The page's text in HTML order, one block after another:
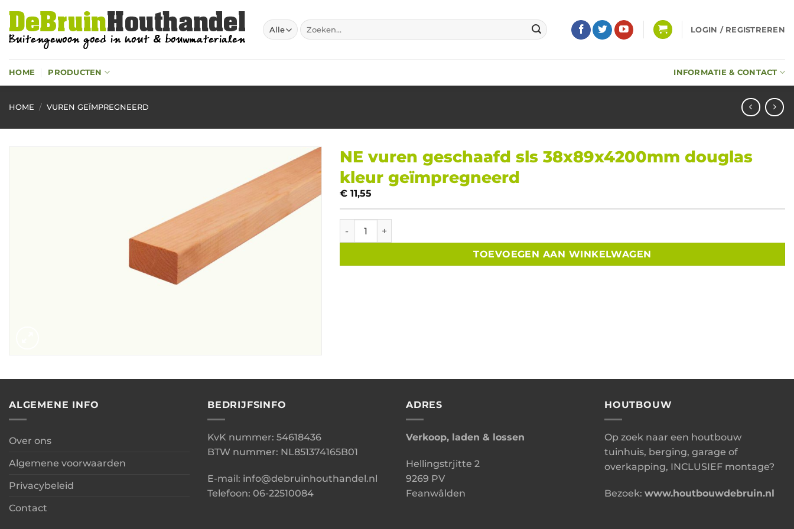
inhoud
Zoeken
naar:
LOGIN / REGISTREREN
HOME PRODUCTEN INFORMATIE & CONTACT
HOME / VUREN GEÏMPREGNEERD
NE vuren geschaafd sls 38x89x4200mm douglas
kleur geïmpregneerd
€ 11,55
NE vuren geschaafd sls 38x89x4200mm douglas kleur geïmpregneerd aantal
TOEVOEGEN AAN WINKELWAGEN
ALGEMENE INFO
Over ons
Algemene voorwaarden
Privacybeleid
Contact
BEDRIJFSINFO
KvK nummer: 54618436
BTW nummer: NL851374165B01
E-mail: info@debruinhouthandel.nl
Telefoon: 06-22510084
ADRES
Verkoop, laden & lossen
Hellingstrjitte 2
9269 PV
Feanwâlden
HOUTBOUW
Op zoek naar een houtbouw
tuinhuis, berging, garage of
overkapping, INCLUSIEF montage?
Bezoek: www.houtbouwdebruin.nl